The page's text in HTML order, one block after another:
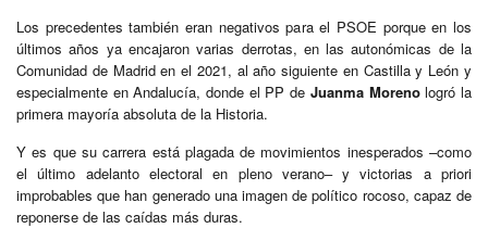
Los precedentes también eran negativos para el PSOE porque en los
últimos años ya encajaron varias derrotas, en las autonómicas de la
Comunidad de Madrid en el 2021, al año siguiente en Castilla y León y
especialmente en Andalucía, donde el PP de Juanma Morenologró la
primera mayoría absoluta de la Historia.
Y es que su carrera está plagada de movimientos inesperados –como
el último adelanto electoral en pleno verano– y victorias a priori
improbables que han generado una imagen de político rocoso, capaz de
reponerse de las caídas más duras.